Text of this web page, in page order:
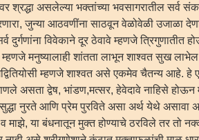
श्रद्धा असलेल्या भक्तांच्या भवसागरातील सर्व
जुन्या आठवणींना साठवून वेळोवेळी उजाळा
दुर्गणांना विवेकाने दूर ठेवावे म्हणजे त्रिगुणातीत
म्हणजे मनुष्यालाही शांतता लाभून शाश्वत सुख लाभेल.
म्हणजे शाश्वत असे एकमेव चैतन्य आहे.
असता द्वेष, भांडण,मत्सर, हेवेदावे नाहिसे होऊन
सुद्धा नुरते आणि प्रेम पुरविते असा अर्थ येथे असावा
व माझे, या बंधनातून मुक्त होण्याचे ठरविले तर तो